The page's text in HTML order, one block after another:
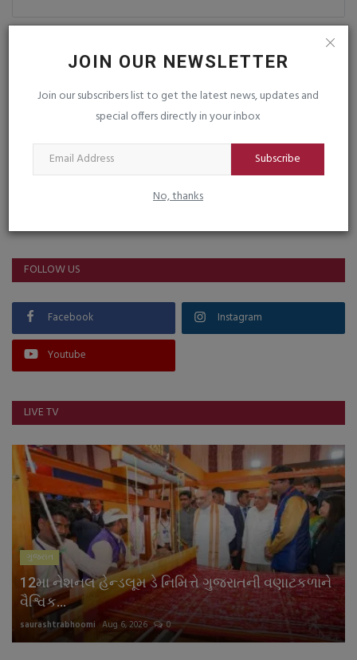
JOIN OUR NEWSLETTER
Join our subscribers list to get the latest news, updates and
special offers directly in your inbox
Subscribe
No, thanks
FOLLOW US
Facebook Instagram
Youtube
LIVE TV
ગુજરાત
12મા નેશનલ હેન્ડલૂમ ડે નિમિત્તે ગુજરાતની વણાટકળાને
વૈશ્વિક...
saurashtrabhoomi Aug 6, 2026 0